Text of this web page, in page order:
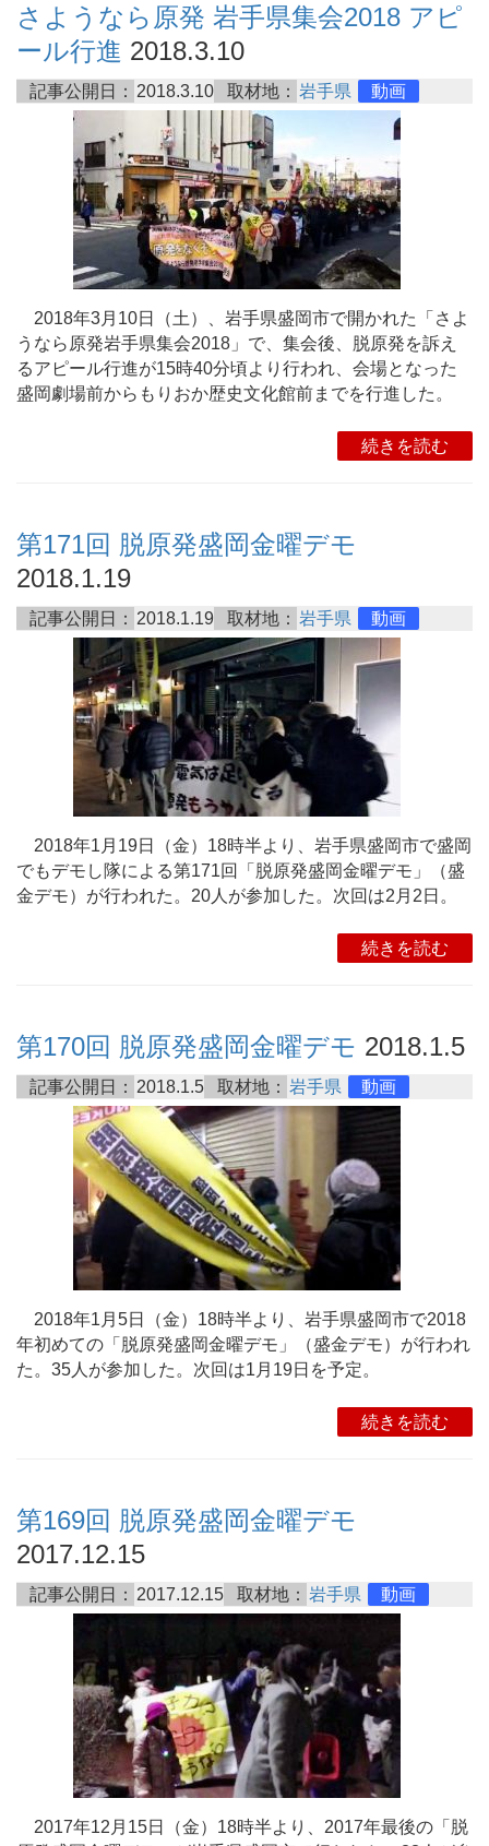
さようなら原発 岩手県集会2018 アピ
ール行進 2018.3.10
記事公開日： 2018.3.10 取材地： 岩手県 動画
2018年3月10日（土）、岩手県盛岡市で開かれた「さよ
うなら原発岩手県集会2018」で、集会後、脱原発を訴え
るアピール行進が15時40分頃より行われ、会場となった
盛岡劇場前からもりおか歴史文化館前までを行進した。
続きを読む
第171回 脱原発盛岡金曜デモ
2018.1.19
記事公開日： 2018.1.19 取材地： 岩手県 動画
2018年1月19日（金）18時半より、岩手県盛岡市で盛岡
でもデモし隊による第171回「脱原発盛岡金曜デモ」（盛
金デモ）が行われた。20人が参加した。次回は2月2日。
続きを読む
第170回 脱原発盛岡金曜デモ 2018.1.5
記事公開日： 2018.1.5 取材地： 岩手県 動画
2018年1月5日（金）18時半より、岩手県盛岡市で2018
年初めての「脱原発盛岡金曜デモ」（盛金デモ）が行われ
た。35人が参加した。次回は1月19日を予定。
続きを読む
第169回 脱原発盛岡金曜デモ
2017.12.15
記事公開日： 2017.12.15 取材地： 岩手県 動画
2017年12月15日（金）18時半より、2017年最後の「脱